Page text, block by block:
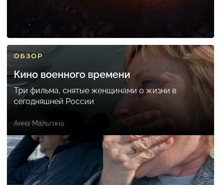
ОБЗОР
Кино военного времени
Три фильма, снятые женщинами о жизни в
сегодняшней России
Анна Мальгина